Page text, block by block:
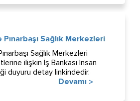
Sağlık Merkezleri
Sağlık Merkezleri
ilişkin İş Bankası İnsan
duyuru detay linkindedir.
Devamı >